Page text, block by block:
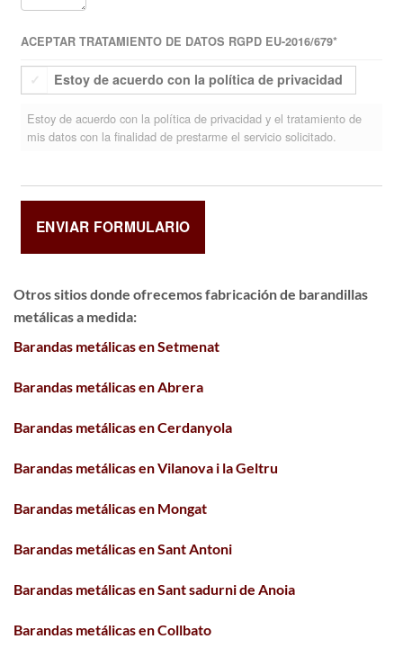
ACEPTAR TRATAMIENTO DE DATOS RGPD EU-2016/679*
Estoy de acuerdo con la política de privacidad
Estoy de acuerdo con la política de privacidad y el tratamiento de
mis datos con la finalidad de prestarme el servicio solicitado.
Otros sitios donde ofrecemosfabricación de barandillas
metálicas a medida:
Barandas metálicas en Setmenat
Barandas metálicas en Abrera
Barandas metálicas en Cerdanyola
Barandas metálicas en Vilanova i la Geltru
Barandas metálicas en Mongat
Barandas metálicas en Sant Antoni
Barandas metálicas en Sant sadurni de Anoia
Barandas metálicas en Collbato